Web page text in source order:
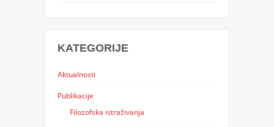
KATEGORIJE
Aktualnosti
Publikacije
Filozofska istraživanja